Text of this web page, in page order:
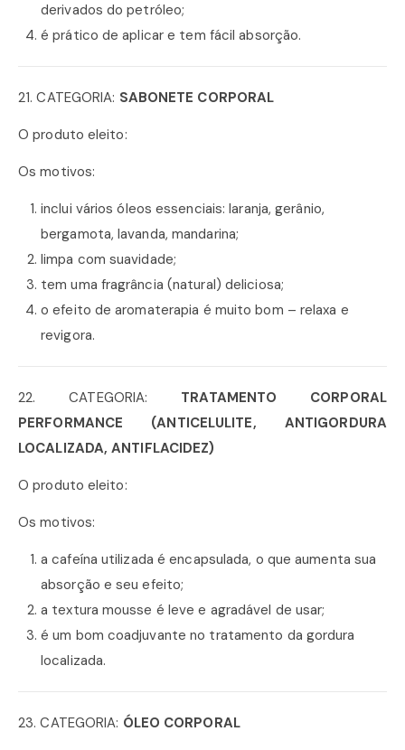
derivados do petróleo;
é prático de aplicar e tem fácil absorção.
21. CATEGORIA: SABONETE CORPORAL
O produto eleito:
Os motivos:
inclui vários óleos essenciais: laranja, gerânio,
bergamota, lavanda, mandarina;
limpa com suavidade;
tem uma fragrância (natural) deliciosa;
o efeito de aromaterapia é muito bom – relaxa e
revigora.
22. CATEGORIA: TRATAMENTO CORPORAL
PERFORMANCE (ANTICELULITE, ANTIGORDURA
LOCALIZADA, ANTIFLACIDEZ)
O produto eleito:
Os motivos:
a cafeína utilizada é encapsulada, o que aumenta sua
absorção e seu efeito;
a textura mousse é leve e agradável de usar;
é um bom coadjuvante no tratamento da gordura
localizada.
23. CATEGORIA: ÓLEO CORPORAL